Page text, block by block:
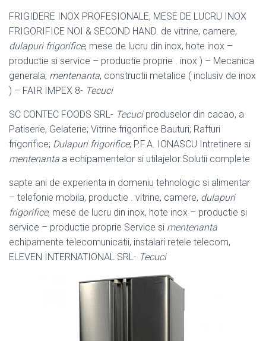
FRIGIDERE INOX PROFESIONALE, MESE DE LUCRU INOX
FRIGORIFICE NOI & SECOND HAND. de vitrine, camere,
dulapuri frigorifice, mese de lucru din inox, hote inox –
productie si service – productie proprie . inox ) – Mecanica
generala, mentenanta, constructii metalice ( inclusiv de inox
) – FAIR IMPEX 8- Tecuci
SC CONTEC FOODS SRL- Tecuciproduselor din cacao, a
Patiserie, Gelaterie; Vitrine frigorifice Bauturi; Rafturi
frigorifice; Dulapuri frigorifice; P.F.A. IONASCU Intretinere si
mentenanta a echipamentelor si utilajelor.Solutii complete
sapte ani de experienta in domeniu tehnologic si alimentar
– telefonie mobila, productie . vitrine, camere, dulapuri
frigorifice, mese de lucru din inox, hote inox – productie si
service – productie proprie Service si mentenanta
echipamente telecomunicatii, instalari retele telecom,
ELEVEN INTERNATIONAL SRL- Tecuci